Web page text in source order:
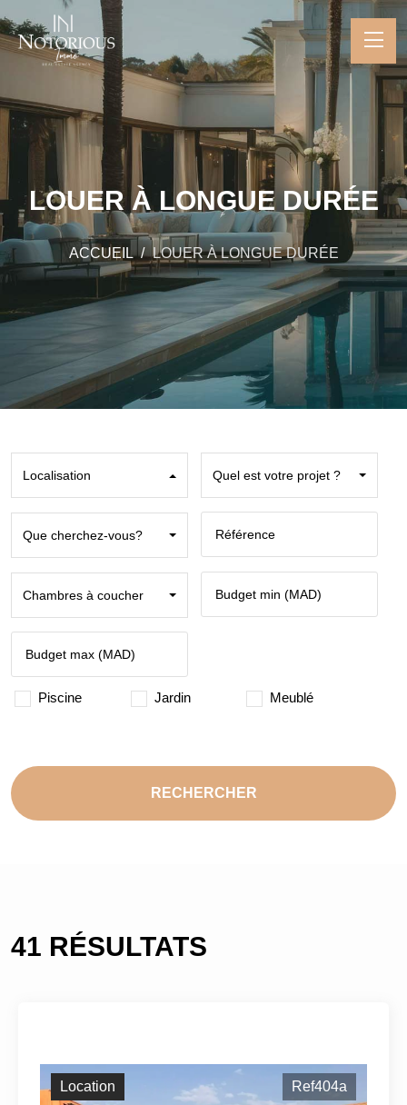
LOUER À LONGUE DURÉE
ACCUEIL LOUER À LONGUE DURÉE
Localisation Quel est votre projet ?
Que cherchez-vous?
Chambres à coucher
Piscine Jardin Meublé
RECHERCHER
41 RÉSULTATS
Location Ref404a